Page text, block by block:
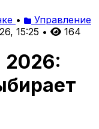
•
Управление
15:25 • 164